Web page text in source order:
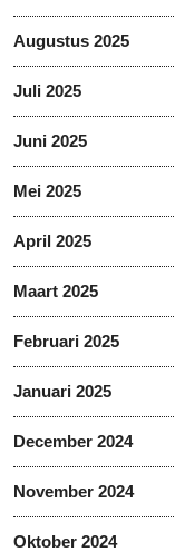
Augustus 2025
Juli 2025
Juni 2025
Mei 2025
April 2025
Maart 2025
Februari 2025
Januari 2025
December 2024
November 2024
Oktober 2024